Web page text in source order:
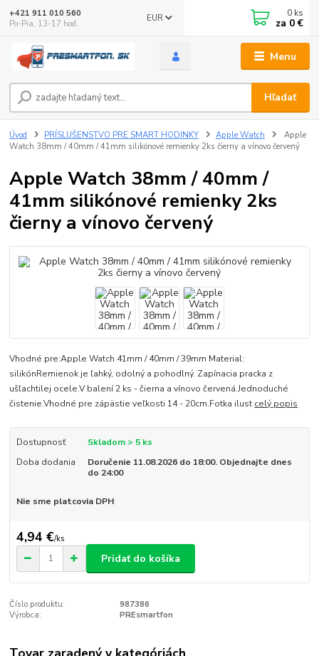
Menu
EUR
Hľadať
+421 911 010 560
Po-Pia, 13-17 hod.
0 ks
za 0 €
Úvod PRÍSLUŠENSTVO PRE SMART HODINKY Apple Watch
Apple
Watch 38mm / 40mm / 41mm silikónové remienky 2ks čierny a vínovo červený
Apple Watch 38mm / 40mm /
41mm silikónové remienky 2ks
čierny a vínovo červený
Vhodné pre:Apple Watch 41mm / 40mm / 39mm Material:
silikónRemienok je ľahký, odolný a pohodlný. Zapínacia pracka z
ušľachtilej ocele.V balení 2 ks - čierna a vínovo červená.Jednoduché
čistenie.Vhodné pre zápästie veľkosti 14 - 20cm.Fotka ilust celý popis
Dostupnosť
Skladom > 5 ks
Doba dodania
Doručenie 11.08.2026 do 18:00. Objednajte dnes
do 24:00
Nie sme platcovia DPH
4,94 €/ks
Pridať do košíka
Číslo produktu:
987386
Výrobca:
PREsmartfon